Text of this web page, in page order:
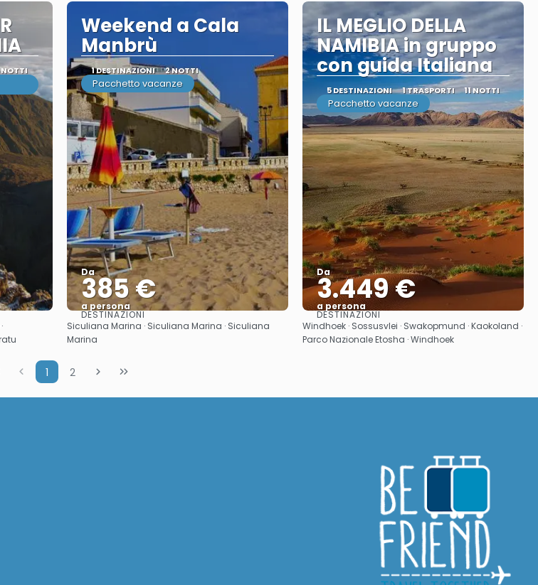
NOTTI
Weekend a Cala
Manbrù
1 DESTINAZIONI 2 NOTTI
Pacchetto vacanze
Da
385 €
a persona
Vedere
DESTINAZIONI
Siculiana Marina · Siculiana Marina · Siculiana
Marina
IL MEGLIO DELLA
NAMIBIA in gruppo
con guida Italiana
5 DESTINAZIONI 1 TRASPORTI 11 NOTTI
Pacchetto vacanze
Da
3.449 €
a persona
Vedere
DESTINAZIONI
Windhoek · Sossusvlei · Swakopmund · Kaokoland ·
Parco Nazionale Etosha · Windhoek
1 2